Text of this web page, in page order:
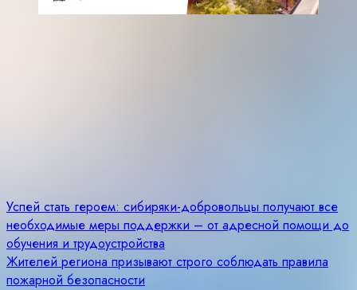
Навигация
по
записям
Успей стать героем: сибиряки-добровольцы получают все
необходимые меры поддержки – от адресной помощи до
обучения и трудоустройства
Жителей региона призывают строго соблюдать правила
пожарной безопасности